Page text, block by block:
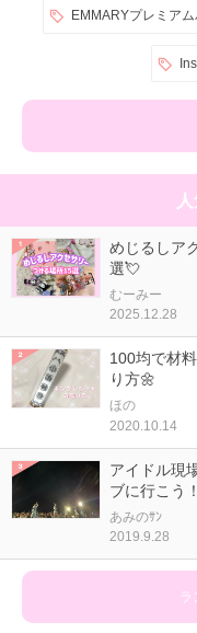
EMMARYプレミアム
めじるしア
選💘
むーみー
2025.12.28
100均で材
り方🌼
ほの
2020.10.14
アイドル現
ブに行こう
あみのｻﾝ
2019.9.28